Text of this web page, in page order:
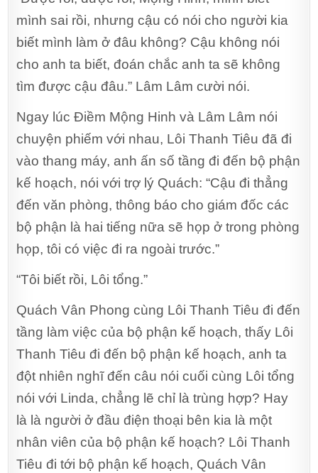
mình sai rồi, nhưng cậu có nói cho người kia
biết mình làm ở đâu không? Cậu không nói
cho anh ta biết, đoán chắc anh ta sẽ không
tìm được cậu đâu.” Lâm Lâm cười nói.
Ngay lúc Điềm Mộng Hinh và Lâm Lâm nói
chuyện phiếm với nhau, Lôi Thanh Tiêu đã đi
vào thang máy, anh ấn số tầng đi đến bộ phận
kế hoạch, nói với trợ lý Quách: “Cậu đi thẳng
đến văn phòng, thông báo cho giám đốc các
bộ phận là hai tiếng nữa sẽ họp ở trong phòng
họp, tôi có việc đi ra ngoài trước.”
“Tôi biết rồi, Lôi tổng.”
Quách Vân Phong cùng Lôi Thanh Tiêu đi đến
tầng làm việc của bộ phận kế hoạch, thấy Lôi
Thanh Tiêu đi đến bộ phận kế hoạch, anh ta
đột nhiên nghĩ đến câu nói cuối cùng Lôi tổng
nói với Linda, chẳng lẽ chỉ là trùng hợp? Hay
là là người ở đầu điện thoại bên kia là một
nhân viên của bộ phận kế hoạch? Lôi Thanh
Tiêu đi tới bộ phận kế hoạch, Quách Vân